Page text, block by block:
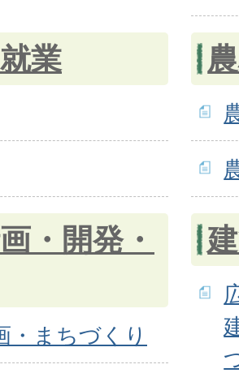
業
・開発・
・まちづくり